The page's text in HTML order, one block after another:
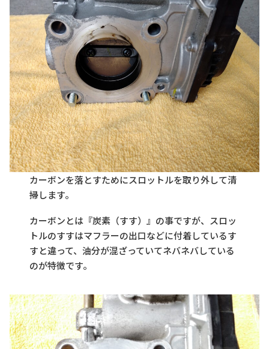
カーボンを落とすためにスロットルを取り外して清
掃します。
カーボンとは『炭素（すす）』の事ですが、スロッ
トルのすすはマフラーの出口などに付着しているす
すと違って、油分が混ざっていてネバネバしている
のが特徴です。